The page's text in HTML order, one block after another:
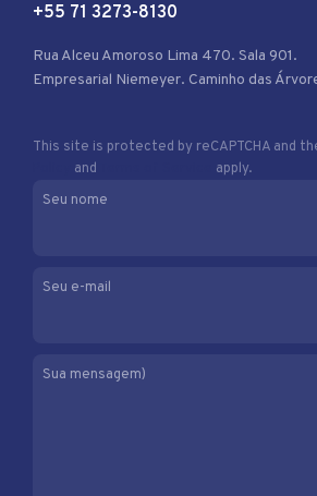
+55 71 3273-8130
Rua Alceu Amoroso Lima 470. Sala 901.
Empresarial Niemeyer. Caminho das
This site is protected by reCAPTCHA and
and
apply.
Seu nome
Seu e-mail
Sua mensagem)